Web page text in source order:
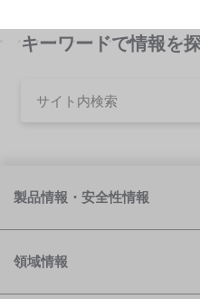
キーワードで情報を
製品情報・安全性情報
領域情報